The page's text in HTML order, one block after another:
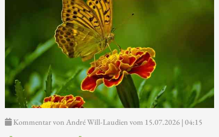
Kommentar von André Will-Laudien vom 15.07.2026 | 04:15